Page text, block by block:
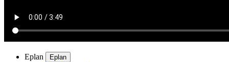
Eplan Eplan